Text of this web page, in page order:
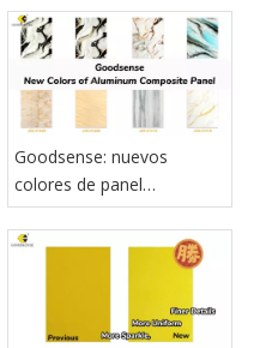
Goodsense: nuevos
colores de panel
compuesto de aluminio